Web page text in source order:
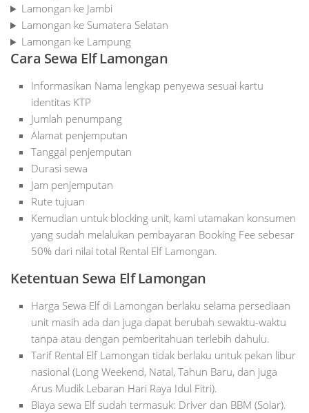
Lamongan ke Jambi
Lamongan ke Sumatera Selatan
Lamongan ke Lampung
Cara Sewa Elf Lamongan
Informasikan Nama lengkap penyewa sesuai kartu
identitas KTP
Jumlah penumpang
Alamat penjemputan
Tanggal penjemputan
Durasi sewa
Jam penjemputan
Rute tujuan
Kemudian untuk blocking unit, kami utamakan konsumen
yang sudah melalukan pembayaran Booking Fee sebesar
50% dari nilai total Rental Elf Lamongan.
Ketentuan Sewa Elf Lamongan
Harga Sewa Elf di Lamongan berlaku selama persediaan
unit masih ada dan juga dapat berubah sewaktu-waktu
tanpa atau dengan pemberitahuan terlebih dahulu.
Tarif Rental Elf Lamongan tidak berlaku untuk pekan libur
nasional (Long Weekend, Natal, Tahun Baru, dan juga
Arus Mudik Lebaran Hari Raya Idul Fitri).
Biaya sewa Elf sudah termasuk: Driver dan BBM (Solar).